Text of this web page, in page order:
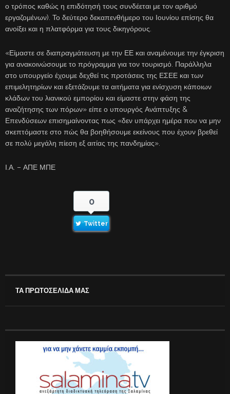
ο τρόπος καθώς η επιδότησή τους συνδέεται με τον αριθμό
εργαζομένων). Το δεύτερο δεκαπενθήμερο του Ιουνίου επίσης θα
ανοίξει και η πλατφόρμα για τους δικηγόρους.
«Είμαστε σε διαπραγμάτευση με την ΕΕ και αναμένουμε την έγκριση
για ανακοινώσουμε το πρόγραμμα για τον τουρισμό. Παράλληλα
στο υπουργείο έχουμε δεχθεί τις προτάσεις της ΕΣΕΕ και των
επιμελητηρίων και εξετάζουμε τα αιτήματα για ενίσχυση κάποιων
κλάδων του λιανικού εμπορίου και είμαστε στην φάση της
αναζήτησης των πόρων» είπε ο υπουργός Ανάπτυξης &
Επενδύσεων επισημαίνοντας πως «δεν υπάρχει ημέρα που να μην
σκεπτόμαστε στο πώς θα βοηθήσουμε εκείνους που έχουν βρεθεί
σε πολύ μεγάλη πίεση εξ αιτίας της πανδημίας».
Ι.Α. – ΑΠΕ ΜΠΕ
0
Twitter
ΤΑ ΠΡΩΤΟΣΕΛΙΔΑ ΜΑΣ